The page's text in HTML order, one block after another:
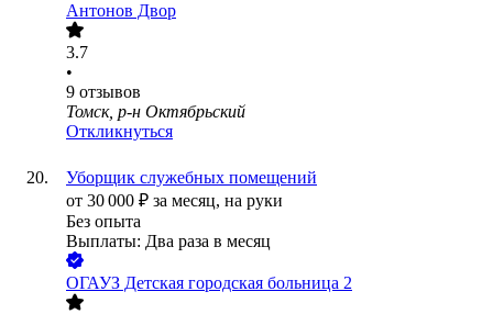
Антонов Двор
3.7
•
9 отзывов
Томск, р-н Октябрьский
Откликнуться
Уборщик служебных помещений
от 30 000 ₽ за месяц, на руки
Без опыта
Выплаты: Два раза в месяц
ОГАУЗ Детская городская больница 2